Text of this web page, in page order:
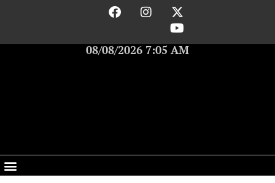
08/08/2026 7:05 AM